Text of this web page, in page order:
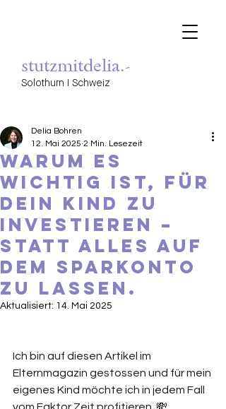
stutzmitdelia.-
Solothurn I Schweiz
Warum es
wichtig ist, für
dein Kind zu
investieren –
statt alles auf
dem Sparkonto
zu lassen.
Delia Bohren
12. Mai 2025 2 Min. Lesezeit
Aktualisiert: 14. Mai 2025
Ich bin auf diesen Artikel im
Elternmagazin gestossen und für mein
eigenes Kind möchte ich in jedem Fall